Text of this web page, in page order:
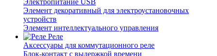
Электропитание USB
Элемент декоративный для электроустановочных
устройств
Элемент интеллектуального управления
Реле
Аксессуары для коммутационного реле
Блок-контакт с выдержкой времени